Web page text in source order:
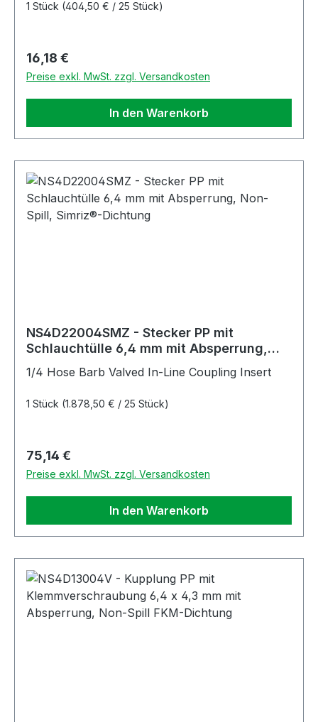
1 Stück (404,50 € / 25 Stück)
Regulärer Preis:
16,18 €
Preise exkl. MwSt. zzgl. Versandkosten
In den Warenkorb
NS4D22004SMZ - Stecker PP mit
Schlauchtülle 6,4 mm mit Absperrung,
1/4 Hose Barb Valved In-Line Coupling Insert
1 Stück (1.878,50 € / 25 Stück)
Regulärer Preis:
75,14 €
Preise exkl. MwSt. zzgl. Versandkosten
In den Warenkorb